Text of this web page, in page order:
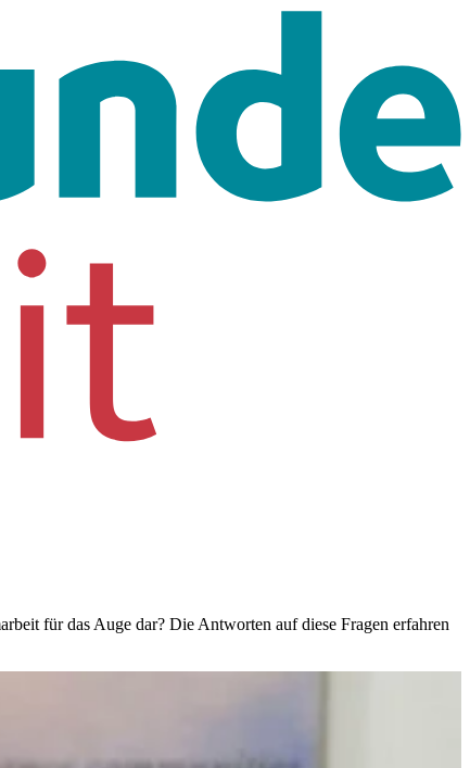
für das Auge dar? Die Antworten auf diese Fragen erfahren